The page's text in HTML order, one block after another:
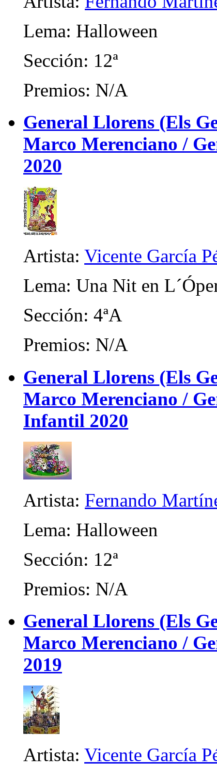
Lema: Halloween
Sección: 12ª
Premios: N/A
General Llorens (Els
Marco Merenciano /
2020
Artista: Vicente García
Lema: Una Nit en
Sección: 4ªA
Premios: N/A
General Llorens (Els
Marco Merenciano /
Infantil 2020
Artista: Fernando
Lema: Halloween
Sección: 12ª
Premios: N/A
General Llorens (Els
Marco Merenciano /
2019
Artista: Vicente García